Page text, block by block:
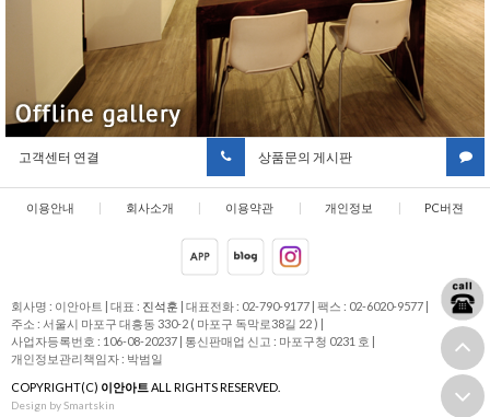
고객센터 연결 상품문의 게시판
이용안내 | 회사소개 | 이용약관 | 개인정보 | PC버젼
회사명 : 이안아트 | 대표 : 진석훈 | 대표전화 : 02-790-9177 | 팩스 : 02-6020-9577 |
주소 : 서울시 마포구 대흥동 330-2 ( 마포구 독막로38길 22 ) |
사업자등록번호 : 106-08-20237 | 통신판매업 신고 : 마포구청 0231 호 |
개인정보관리책임자 : 박범일
COPYRIGHT(C) 이안아트 ALL RIGHTS RESERVED.